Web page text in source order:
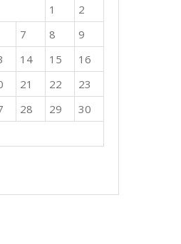
1
2
7 8
9
14 15
16
21 22
23
28 29
30